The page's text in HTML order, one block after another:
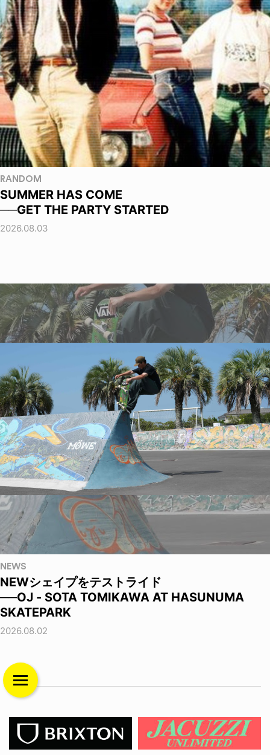
RANDOM
SUMMER HAS COME
──GET THE PARTY STARTED
2026.08.03
NEWS
NEWシェイプをテストライド
──OJ - SOTA TOMIKAWA AT HASUNUMA
SKATEPARK
2026.08.02